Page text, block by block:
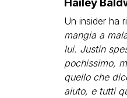
Un insider ha
mangia a
lui. Justin
pochissimo,
quello che
aiuto, e tutti